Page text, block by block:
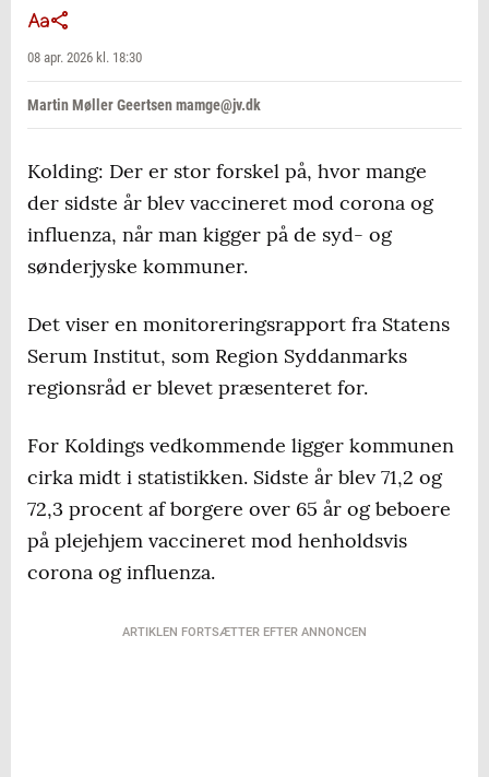
08 apr. 2026 kl. 18:30
Martin Møller Geertsen mamge@jv.dk
Kolding: Der er stor forskel på, hvor mange
der sidste år blev vaccineret mod corona og
influenza, når man kigger på de syd- og
sønderjyske kommuner.
Det viser en monitoreringsrapport fra Statens
Serum Institut, som Region Syddanmarks
regionsråd er blevet præsenteret for.
For Koldings vedkommende ligger kommunen
cirka midt i statistikken. Sidste år blev 71,2 og
72,3 procent af borgere over 65 år og beboere
på plejehjem vaccineret mod henholdsvis
corona og influenza.
ARTIKLEN FORTSÆTTER EFTER ANNONCEN